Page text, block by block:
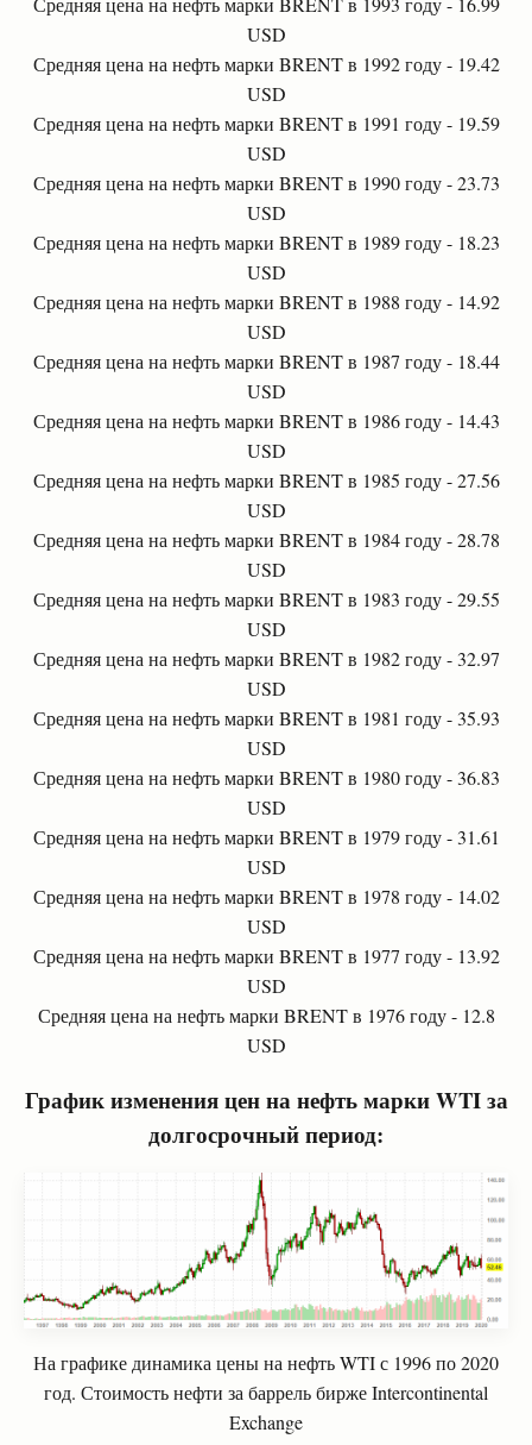
USD
Средняя цена на нефть марки BRENT в 1992 году - 19.42
USD
Средняя цена на нефть марки BRENT в 1991 году - 19.59
USD
Средняя цена на нефть марки BRENT в 1990 году - 23.73
USD
Средняя цена на нефть марки BRENT в 1989 году - 18.23
USD
Средняя цена на нефть марки BRENT в 1988 году - 14.92
USD
Средняя цена на нефть марки BRENT в 1987 году - 18.44
USD
Средняя цена на нефть марки BRENT в 1986 году - 14.43
USD
Средняя цена на нефть марки BRENT в 1985 году - 27.56
USD
Средняя цена на нефть марки BRENT в 1984 году - 28.78
USD
Средняя цена на нефть марки BRENT в 1983 году - 29.55
USD
Средняя цена на нефть марки BRENT в 1982 году - 32.97
USD
Средняя цена на нефть марки BRENT в 1981 году - 35.93
USD
Средняя цена на нефть марки BRENT в 1980 году - 36.83
USD
Средняя цена на нефть марки BRENT в 1979 году - 31.61
USD
Средняя цена на нефть марки BRENT в 1978 году - 14.02
USD
Средняя цена на нефть марки BRENT в 1977 году - 13.92
USD
Средняя цена на нефть марки BRENT в 1976 году - 12.8
USD
График изменения цен на нефть марки WTI за
долгосрочный период:
На графике динамика цены на нефть WTI с 1996 по 2020
год. Стоимость нефти за баррель бирже Intercontinental
Exchange